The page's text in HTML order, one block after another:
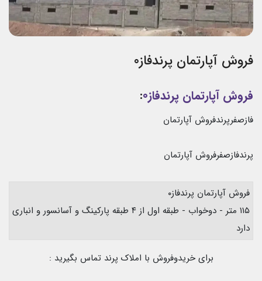
فروش آپارتمان پرندفاز0
فروش آپارتمان پرندفاز0 :
فازصفرپرندفروش آپارتمان
پرندفازصفرفروش آپارتمان
فروش آپارتمان پرندفاز۰
۱۱۵ متر - دوخواب - طبقه اول از ۴ طبقه پارکینگ و آسانسور و انباری
دارد
برای خریدوفروش با املاک پرند تماس بگیرید :